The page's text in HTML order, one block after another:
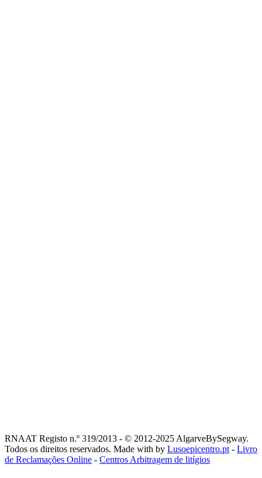
RNAAT Registo n.º 319/2013 - © 2012-2025 AlgarveBySegway.
Todos os direitos reservados. Made with by Lusoepicentro.pt - Livro
de Reclamações Online - Centros Arbitragem de litígios